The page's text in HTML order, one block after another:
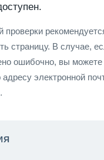
проверки
страницу. В случае,
ошибочно, вы можете
электронной
.